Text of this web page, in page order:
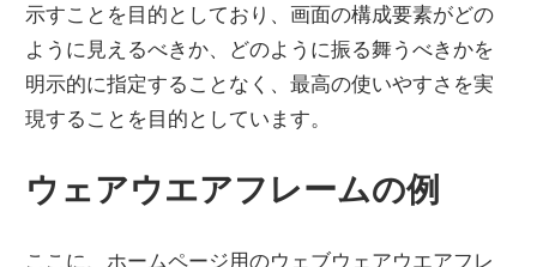
示すことを目的としており、画面の構成要素がどの
ように見えるべきか、どのように振る舞うべきかを
明示的に指定することなく、最高の使いやすさを実
現することを目的としています。
ウェアウエアフレームの例
ここに、ホームページ用のウェブウェアウエアフレ